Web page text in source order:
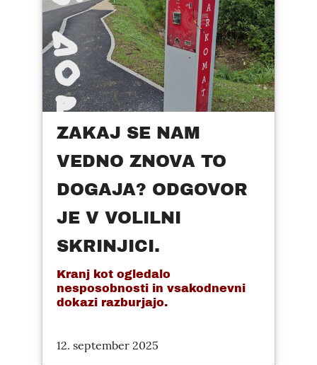
ZAKAJ SE NAM
VEDNO ZNOVA TO
DOGAJA? ODGOVOR
JE V VOLILNI
SKRINJICI.
Kranj kot ogledalo
nesposobnosti in vsakodnevni
dokazi razburjajo.
12. september 2025